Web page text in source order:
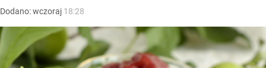
Dodano:wczoraj 18:28